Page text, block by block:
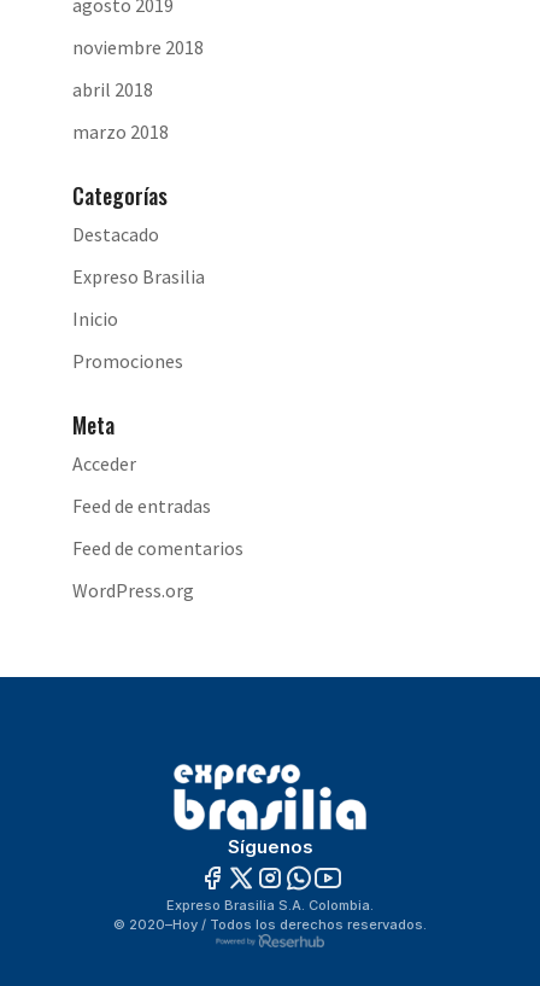
noviembre 2018
abril 2018
marzo 2018
Categorías
Destacado
Expreso Brasilia
Inicio
Promociones
Meta
Acceder
Feed de entradas
Feed de comentarios
WordPress.org
Síguenos
Expreso Brasilia S.A. Colombia.
© 2020–Hoy / Todos los derechos reservados.